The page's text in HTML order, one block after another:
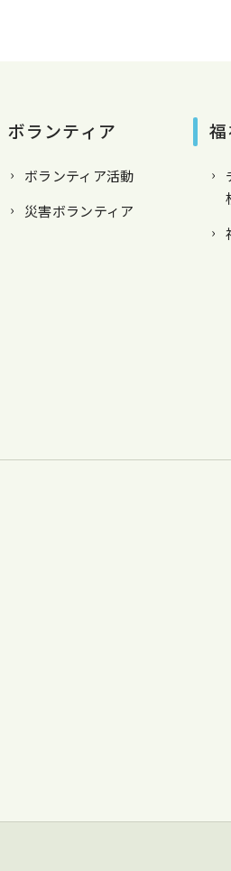
ボランティア
ボランティア活動
災害ボランティア